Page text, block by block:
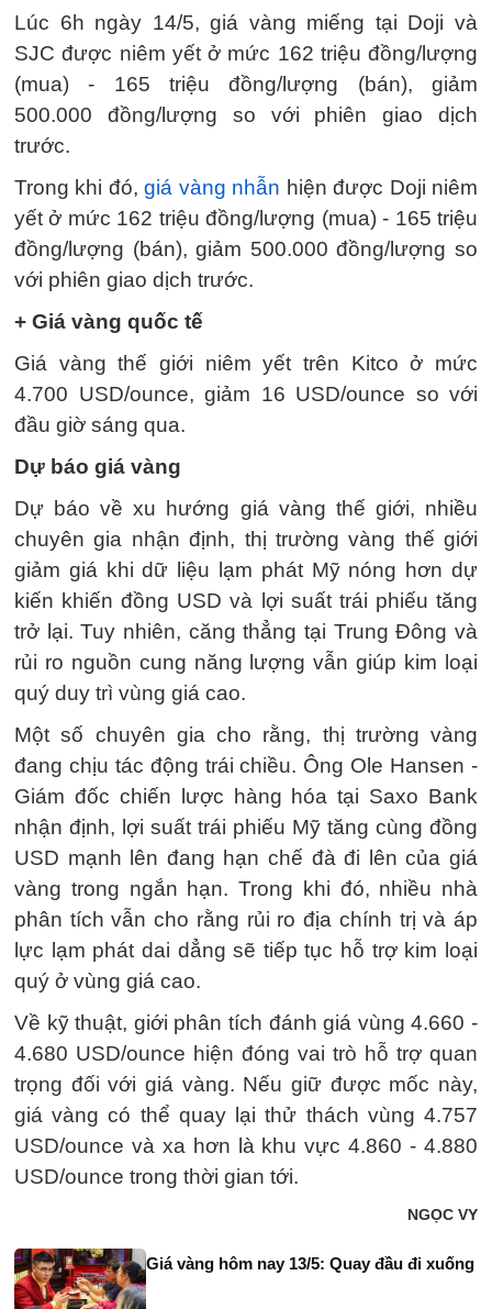
Lúc 6h ngày 14/5, giá vàng miếng tại Doji và
SJC được niêm yết ở mức 162 triệu đồng/lượng
(mua) - 165 triệu đồng/lượng (bán), giảm
500.000 đồng/lượng so với phiên giao dịch
trước.
Trong khi đó,giá vàng nhẫn hiện được Doji niêm
yết ở mức 162 triệu đồng/lượng (mua) - 165 triệu
đồng/lượng (bán), giảm 500.000 đồng/lượng so
với phiên giao dịch trước.
+ Giá vàng quốc tế
Giá vàng thế giới niêm yết trên Kitco ở mức
4.700 USD/ounce, giảm 16 USD/ounce so với
đầu giờ sáng qua.
Dự báo giá vàng
Dự báo về xu hướng giá vàng thế giới, nhiều
chuyên gia nhận định, thị trường vàng thế giới
giảm giá khi dữ liệu lạm phát Mỹ nóng hơn dự
kiến khiến đồng USD và lợi suất trái phiếu tăng
trở lại. Tuy nhiên, căng thẳng tại Trung Đông và
rủi ro nguồn cung năng lượng vẫn giúp kim loại
quý duy trì vùng giá cao.
Một số chuyên gia cho rằng, thị trường vàng
đang chịu tác động trái chiều. Ông Ole Hansen -
Giám đốc chiến lược hàng hóa tại Saxo Bank
nhận định, lợi suất trái phiếu Mỹ tăng cùng đồng
USD mạnh lên đang hạn chế đà đi lên của giá
vàng trong ngắn hạn. Trong khi đó, nhiều nhà
phân tích vẫn cho rằng rủi ro địa chính trị và áp
lực lạm phát dai dẳng sẽ tiếp tục hỗ trợ kim loại
quý ở vùng giá cao.
Về kỹ thuật, giới phân tích đánh giá vùng 4.660 -
4.680 USD/ounce hiện đóng vai trò hỗ trợ quan
trọng đối với giá vàng. Nếu giữ được mốc này,
giá vàng có thể quay lại thử thách vùng 4.757
USD/ounce và xa hơn là khu vực 4.860 - 4.880
USD/ounce trong thời gian tới.
NGỌC VY
Giá vàng hôm nay 13/5: Quay đầu đi xuống